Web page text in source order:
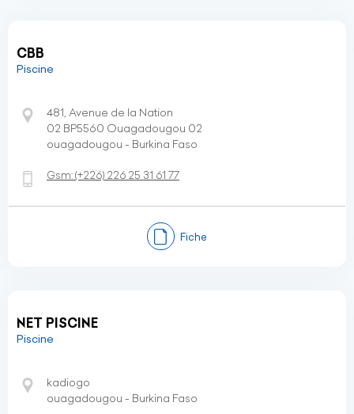
CBB
Piscine
481, Avenue de la Nation
02 BP5560 Ouagadougou 02
ouagadougou - Burkina Faso
Gsm:(+226) 226 25 31 61 77
Fiche
NET PISCINE
Piscine
kadiogo
ouagadougou - Burkina Faso